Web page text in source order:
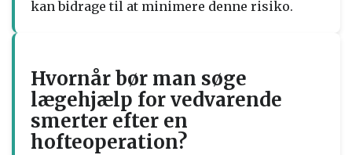
kan bidrage til at minimere denne risiko.
Hvornår bør man søge
lægehjælp for vedvarende
smerter efter en
hofteoperation?